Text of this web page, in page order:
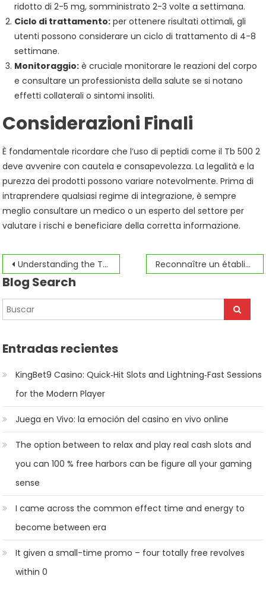
ridotto di 2-5 mg, somministrato 2-3 volte a settimana.
Ciclo di trattamento: per ottenere risultati ottimali, gli
utenti possono considerare un ciclo di trattamento di 4-8
settimane.
Monitoraggio: è cruciale monitorare le reazioni del corpo
e consultare un professionista della salute se si notano
effetti collaterali o sintomi insoliti.
Considerazioni Finali
È fondamentale ricordare che l’uso di peptidi come il Tb 500 2
deve avvenire con cautela e consapevolezza. La legalità e la
purezza dei prodotti possono variare notevolmente. Prima di
intraprendere qualsiasi regime di integrazione, è sempre
meglio consultare un medico o un esperto del settore per
valutare i rischi e beneficiare della corretta informazione.
Navegación
de
entradas
Understanding the Thriving Scene of Aussie Digital Gambling Platforms Reconnaître un établissement de jeu digne de confiance
Blog Search
Entradas recientes
KingBet9 Casino: Quick‑Hit Slots and Lightning‑Fast Sessions
for the Modern Player
Juega en Vivo: la emoción del casino en vivo online
The option between to relax and play real cash slots and
you can 100 % free harbors can be figure all your gaming
sense
I came across the common effect time and energy to
become between era
It given a small-time promo – four totally free revolves
within 0